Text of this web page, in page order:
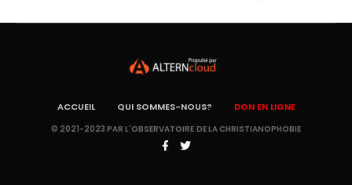
ACCUEIL QUI SOMMES-NOUS? DON EN LIGNE
© 2021-2023 PAR L'OBSERVATOIRE DE LA CHRISTIANOPHOBIE